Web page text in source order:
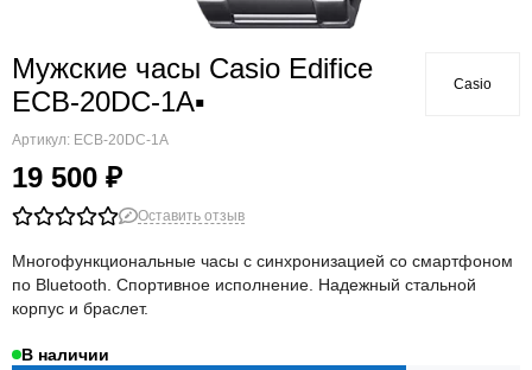
Мужские часы Casio Edifice
ECB-20DC-1A▪
Артикул: ECB-20DC-1A
19 500 ₽
Casio
Оставить отзыв
Многофункциональные часы с синхронизацией со смартфоном
по Bluetooth. Спортивное исполнение. Надежный стальной
корпус и браслет.
В наличии